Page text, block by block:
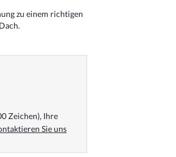
zu einem richtigen
Zeichen), Ihre
Sie uns